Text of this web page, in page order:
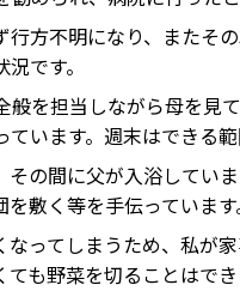
方不明になり、またそ
です。
を担当しながら母を見
います。週末はできる
の間に父が入浴してい
敷く等を手伝っています
ってしまうため、私が
も野菜を切ることはで